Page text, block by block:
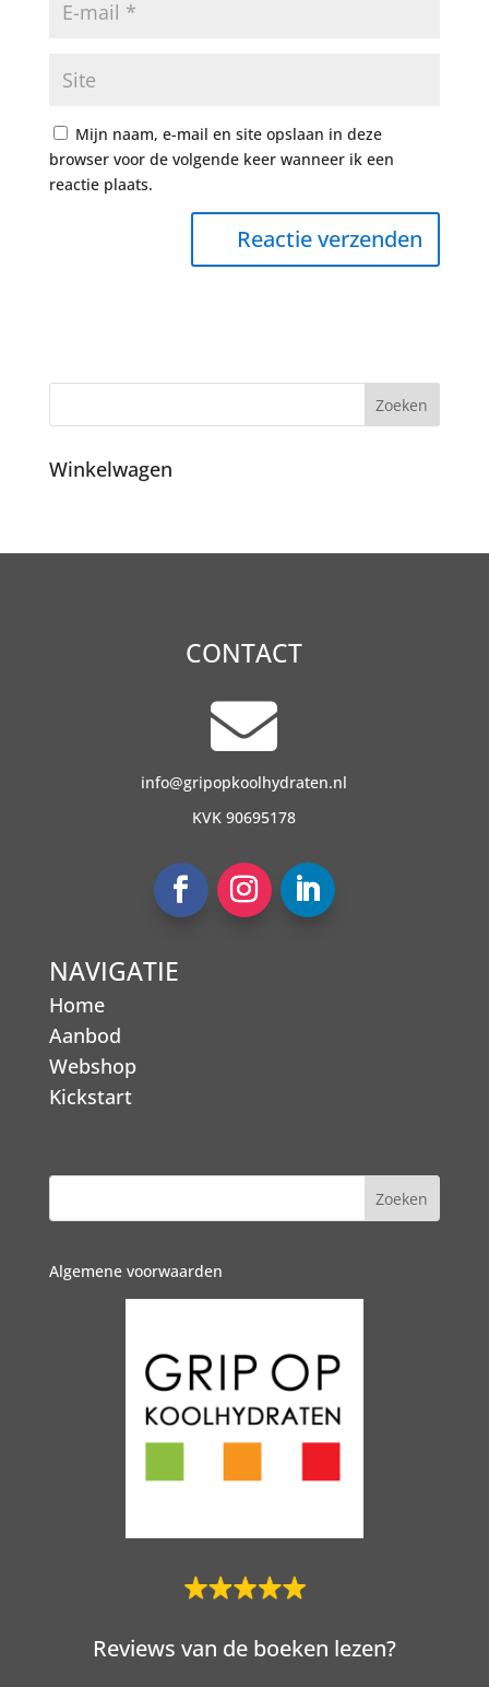
Mijn naam, e-mail en site opslaan in deze
browser voor de volgende keer wanneer ik een
reactie plaats.
Winkelwagen
CONTACT

info@gripopkoolhydraten.nl
KVK 90695178
NAVIGATIE
Home
Aanbod
Webshop
Kickstart
Algemene voorwaarden
Reviews van de boeken lezen?